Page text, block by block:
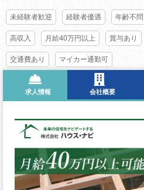
未経験者歓迎 経験者優遇 年齢不問
高収入 月給40万円以上 賞与あり
交通費あり マイカー通勤可
求人情報 会社概要